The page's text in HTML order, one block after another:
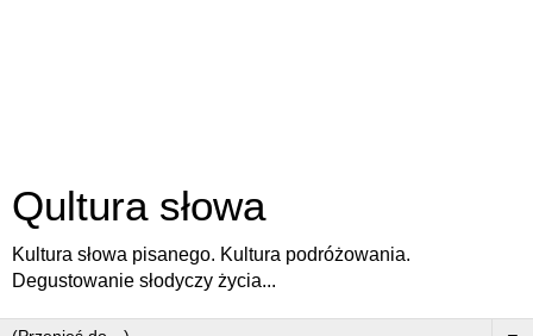
Qultura słowa
Kultura słowa pisanego. Kultura podróżowania.
Degustowanie słodyczy życia...